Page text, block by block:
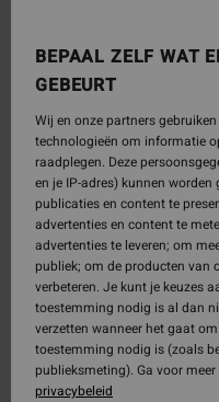
BEPAAL ZELF WAT
GEBEURT
Wij en onze partners
technologieën om informatie
raadplegen. Deze
en je IP-adres) kunnen
publicaties en content te
advertenties en content te
advertenties te leveren; om
publiek; om de producten van
verbeteren. Je kunt je keuzes
toestemming nodig is al dan
verzetten wanneer het gaat
toestemming nodig is (zoals
publieksmeting). Ga voor
privacybeleid